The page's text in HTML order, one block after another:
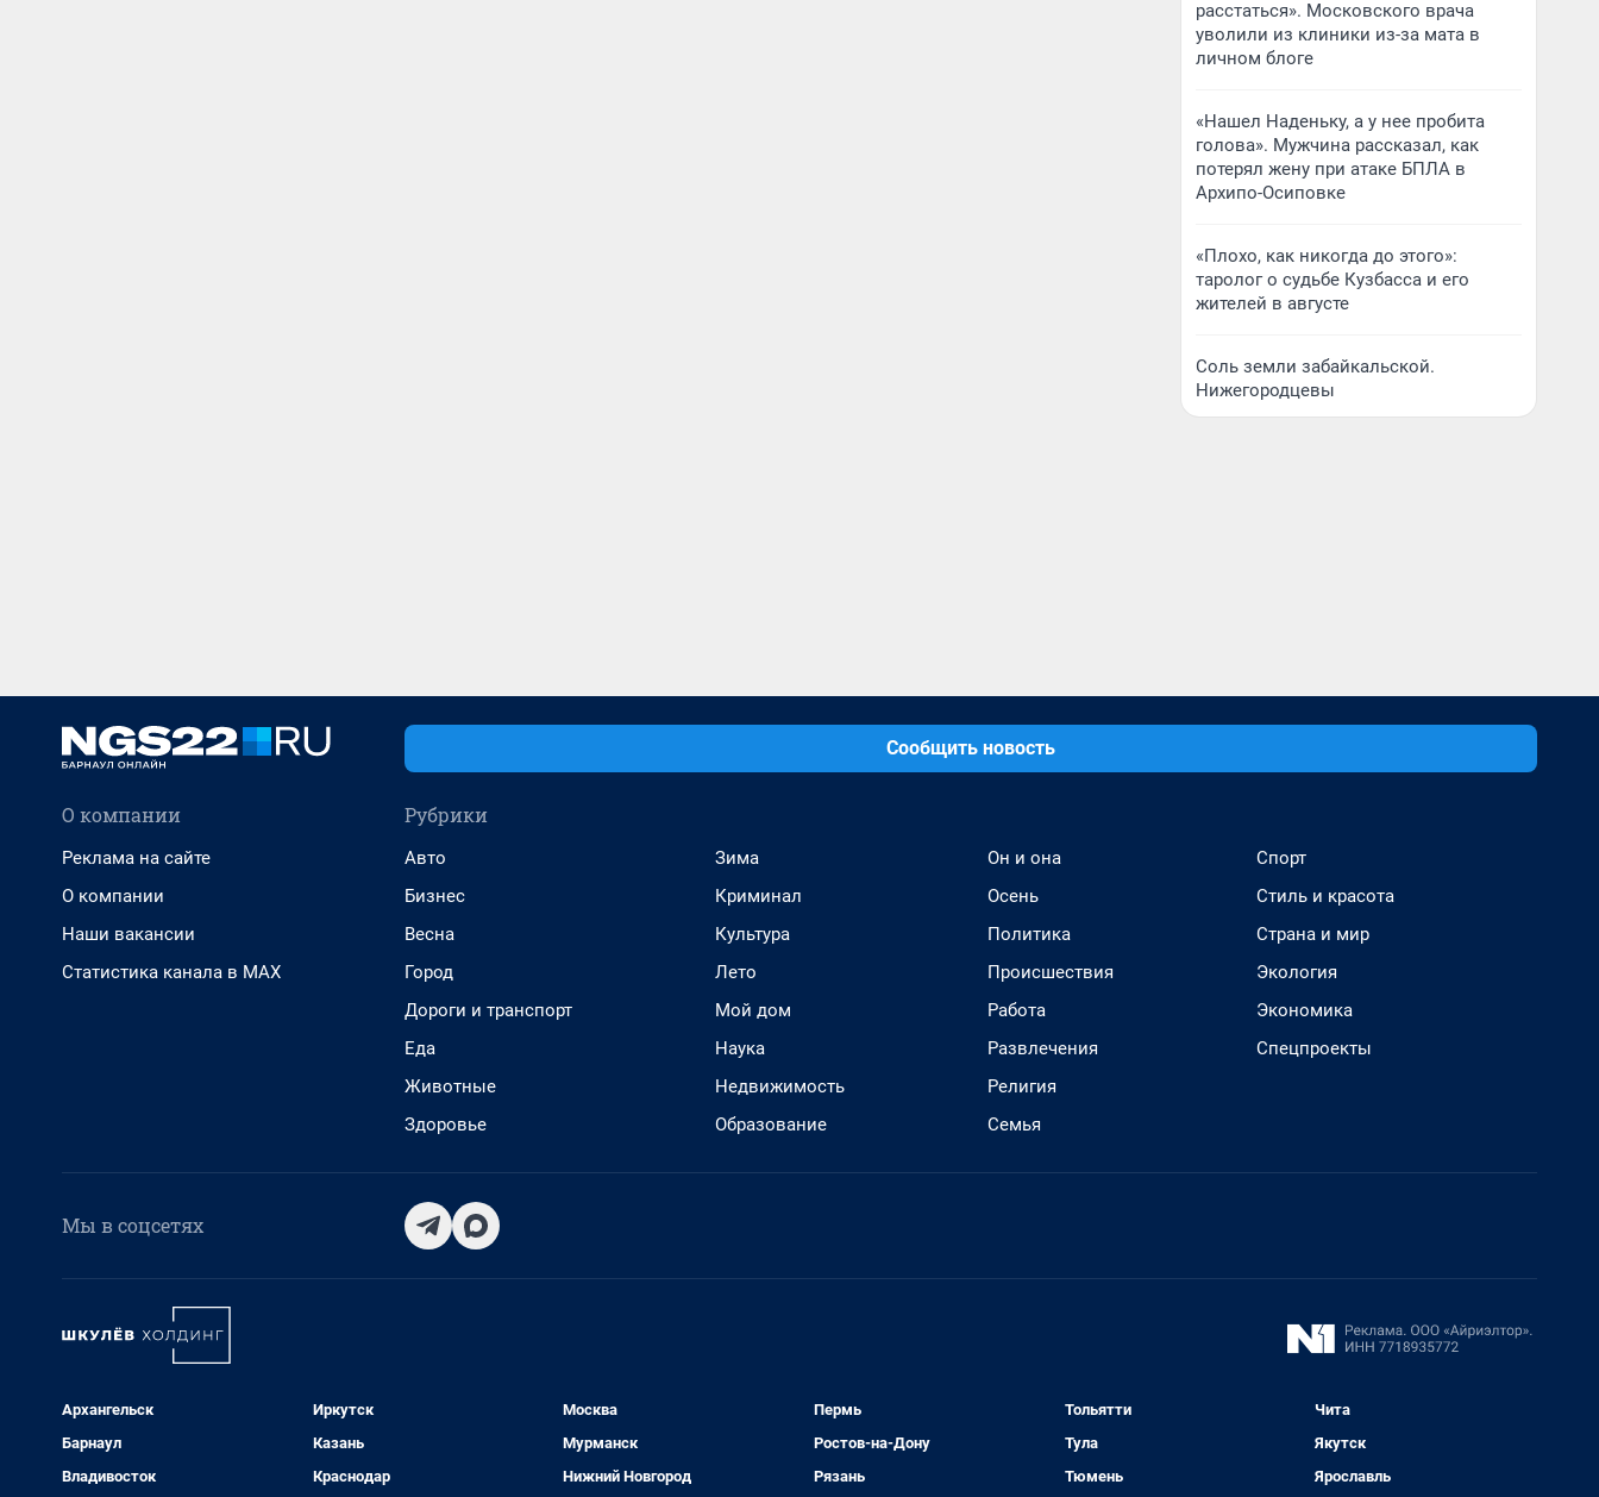
расстаться». Московского врача
уволили из клиники из-за мата в
личном блоге
«Нашел Наденьку, а у нее пробита
голова». Мужчина рассказал, как
потерял жену при атаке БПЛА в
Архипо-Осиповке
«Плохо, как никогда до этого»:
таролог о судьбе Кузбасса и его
жителей в августе
Соль земли забайкальской.
Нижегородцевы
Сообщить новость
О компании
Реклама на сайте
О компании
Наши вакансии
Статистика канала в MAX
Рубрики
Авто
Бизнес
Весна
Город
Дороги и транспорт
Еда
Животные
Здоровье
Зима
Криминал
Культура
Лето
Мой дом
Наука
Недвижимость
Образование
Он и она
Осень
Политика
Происшествия
Работа
Развлечения
Религия
Семья
Спорт
Стиль и красота
Страна и мир
Экология
Экономика
Спецпроекты
Мы в соцсетях
Архангельск
Барнаул
Владивосток
Иркутск
Казань
Краснодар
Москва
Мурманск
Нижний Новгород
Пермь
Ростов-на-Дону
Рязань
Тольятти
Тула
Тюмень
Чита
Якутск
Ярославль